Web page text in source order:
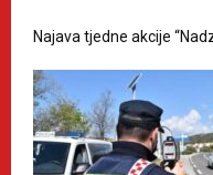
Najava tjedne akcije